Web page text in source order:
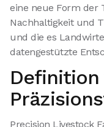
eine neue Form der
Nachhaltigkeit und
und die es
datengestützte
Definition
Precision Livestock